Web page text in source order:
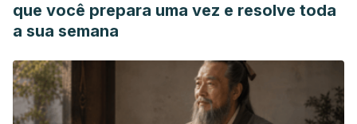
que você prepara uma vez e resolve toda
a sua semana